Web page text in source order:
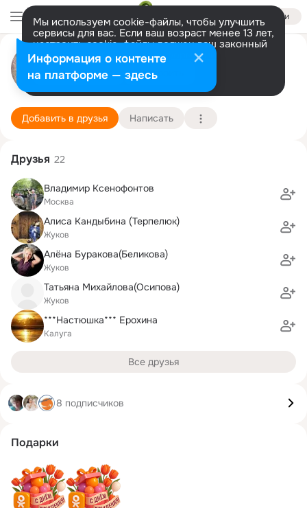
Войти
Мы используем cookie-файлы, чтобы улучшить
сервисы для вас. Если ваш возраст менее 13 лет,
настроить cookie-файлы должен ваш законный
представитель. Больше информации
Разрешить все Настроить
Юлия Седых ( (Михайлова)
Жуков
26 июля (40 лет)
2 школа им. академика А.И. Берга
Подробнее
Добавить в друзья Написать
Друзья 22
Владимир Ксенофонтов
Москва
Алиса Кандыбина (Терпелюк)
Жуков
Алёна Буракова(Беликова)
Жуков
Татьяна Михайлова(Осипова)
Жуков
***Настюшка*** Ерохина
Калуга
Все друзья
8 подписчиков
Подарки
Информация о контенте
на платформе — здесь